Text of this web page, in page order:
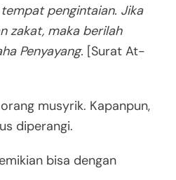
pengintaian. Jika
zakat, maka berilah
Penyayang. [Surat At-
musyrik. Kapanpun,
diperangi.
bisa dengan